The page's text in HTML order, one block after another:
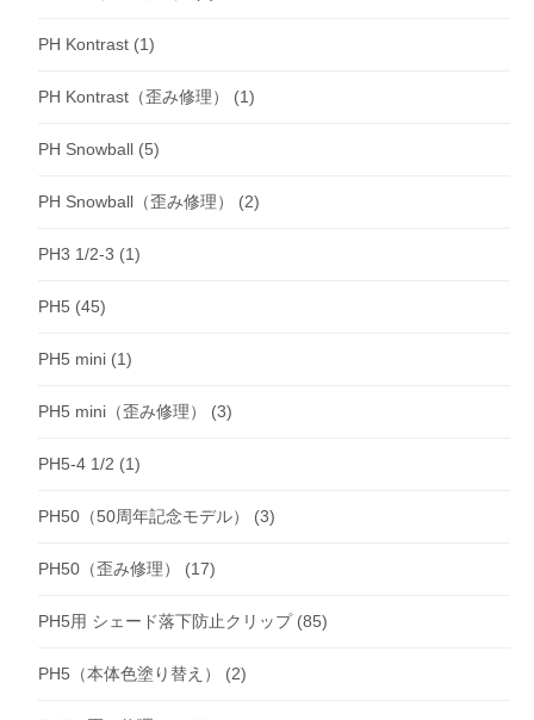
PH Kontrast (1)
PH Kontrast（歪み修理） (1)
PH Snowball (5)
PH Snowball（歪み修理） (2)
PH3 1/2-3 (1)
PH5 (45)
PH5 mini (1)
PH5 mini（歪み修理） (3)
PH5-4 1/2 (1)
PH50（50周年記念モデル） (3)
PH50（歪み修理） (17)
PH5用 シェード落下防止クリップ(85)
PH5（本体色塗り替え） (2)